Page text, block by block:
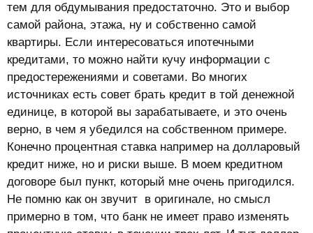
тем для обдумывания предостаточно. Это и выбор
самой района, этажа, ну и собственно самой
квартиры. Если интересоваться ипотечными
кредитами, то можно найти кучу информации с
предостережениями и советами. Во многих
источниках есть совет брать кредит в той денежной
единице, в которой вы зарабатываете, и это очень
верно, в чем я убедился на собственном примере.
Конечно процентная ставка например на долларовый
кредит ниже, но и риски выше. В моем кредитном
договоре был пункт, который мне очень пригодился.
Не помню как он звучит в оригинале, но смысл
примерно в том, что банк не имеет право изменять